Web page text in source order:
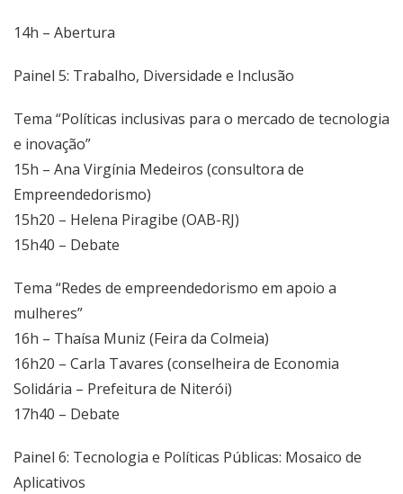
14h – Abertura
Painel 5: Trabalho, Diversidade e Inclusão
Tema “Políticas inclusivas para o mercado de tecnologia
e inovação”
15h – Ana Virgínia Medeiros (consultora de
Empreendedorismo)
15h20 – Helena Piragibe (OAB-RJ)
15h40 – Debate
Tema “Redes de empreendedorismo em apoio a
mulheres”
16h – Thaísa Muniz (Feira da Colmeia)
16h20 – Carla Tavares (conselheira de Economia
Solidária – Prefeitura de Niterói)
17h40 – Debate
Painel 6: Tecnologia e Políticas Públicas: Mosaico de
Aplicativos